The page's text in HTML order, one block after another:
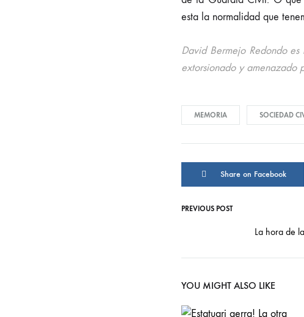
esta la normalidad que
David Bermejo Redondo
extorsionado y amenazado
MEMORIA SOCIEDAD
Share on Facebook
navigation
PREVIOUS POST
La hora de
YOU MIGHT ALSO LIKE